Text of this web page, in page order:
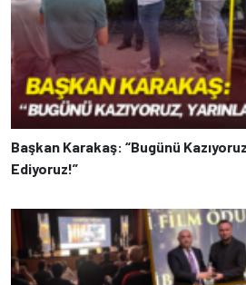
Başkan Karakaş: “Bugünü
Ediyoruz!”